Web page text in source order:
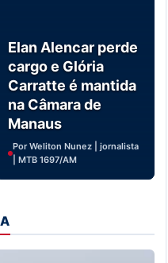
Elan Alencar perde
cargo e Glória
Carratte é mantida
na Câmara de
Manaus
Por Weliton Nunez | jornalista
| MTB 1697/AM